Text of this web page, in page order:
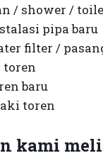
/ shower /
pipa baru
filter /
toren
baru
toren
kami